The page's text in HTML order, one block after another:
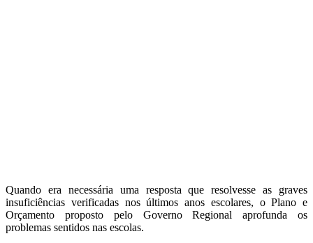
Quando era necessária uma resposta que resolvesse as graves
insuficiências verificadas nos últimos anos escolares, o Plano e
Orçamento proposto pelo Governo Regional aprofunda os
problemas sentidos nas escolas.